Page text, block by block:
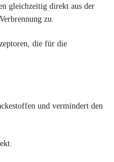
gleichzeitig direkt aus der
zu.
die für die
und vermindert den